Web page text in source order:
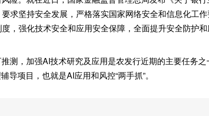
求坚持安全发展，严格落实国家网络安全和信息化工
，强化技术安全和应用安全保障，全面提升安全防护和
测，加强AI技术研究及应用是农发行近期的主要任务
导项目，也就是AI应用和风控“两手抓”。